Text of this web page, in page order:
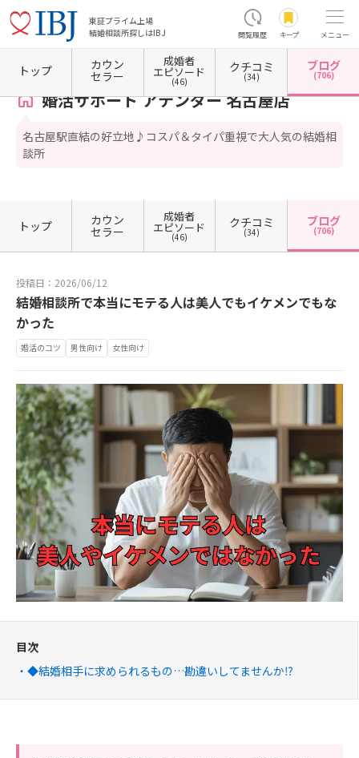
東証プライム上場
結婚相談所探しはIBJ
閲覧履歴 キープ メニュー
ホーム 愛知県の結婚相談所 愛知県名古屋市 愛知県名古屋市中村区 愛知県名古屋市
婚活サポート アテンダー 名古屋店
名古屋駅直結の好立地♪コスパ＆タイパ重視で大人気の結婚相
談所
トップ カウン
セラー
成婚者
エピソード
(46)
クチコミ
(34)
ブログ
(706)
トップ カウン
セラー
成婚者
エピソード
(46)
クチコミ
(34)
ブログ
(706)
投稿日：2026/06/12
結婚相談所で本当にモテる人は美人でもイケメンでもな
かった
婚活のコツ 男性向け 女性向け
目次
◆結婚相手に求められるもの…勘違いしてませんか⁉